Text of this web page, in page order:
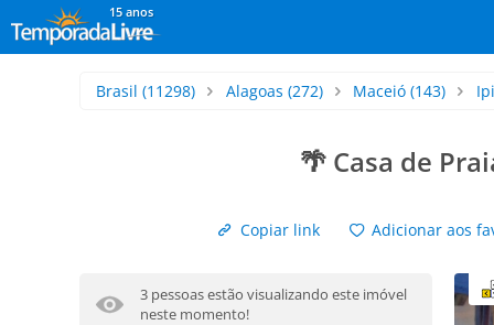
15 anos
Brasil (11298) Alagoas (272) Maceió (143)
🌴 Casa de
Copiar link
Adicionar aos
3 pessoas estão visualizando este imóvel
neste momento!